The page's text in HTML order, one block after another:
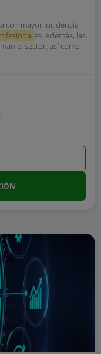
con mayor incidencia
es. Además, las
el sector, así como